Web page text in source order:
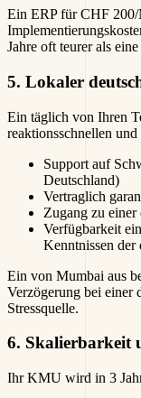
Ein ERP für CHF
Jahre oft teurer als
5. Lokaler
Ein täglich von Ihren
reaktionsschnellen
Support auf
Deutschland)
Vertraglich
Zugang zu einer
Verfügbarkeit
Kenntnissen der
Ein von Mumbai aus
Verzögerung bei einer
Stressquelle.
6. Skalierbarkeit
Ihr KMU wird in 3